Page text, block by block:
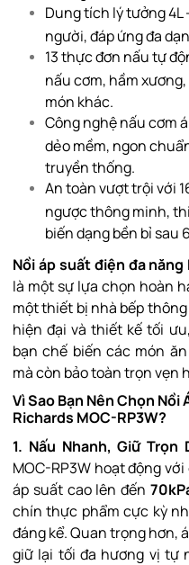
Dung tích lý tưởng 4L
người, đáp ứng đa
13 thực đơn nấu tự
nấu cơm, hầm
món khác.
Công nghệ nấu cơm
dẻo mềm, ngon
truyền thống.
An toàn vượt trội với
ngược thông minh,
biến dạng bền bỉ sau
Nồi áp suất điện đa
là một sự lựa chọn hoàn
một thiết bị nhà bếp
hiện đại và thiết kế tối
bạn chế biến các món
mà còn bảo toàn trọn vẹn
Vì Sao Bạn Nên Chọn
Richards MOC-RP3W?
1. Nấu Nhanh, Giữ Trọn
MOC-RP3W hoạt động
áp suất cao lên đến
chín thực phẩm cực kỳ
đáng kể. Quan trọng hơn,
giữ lại tối đa hương vị tự